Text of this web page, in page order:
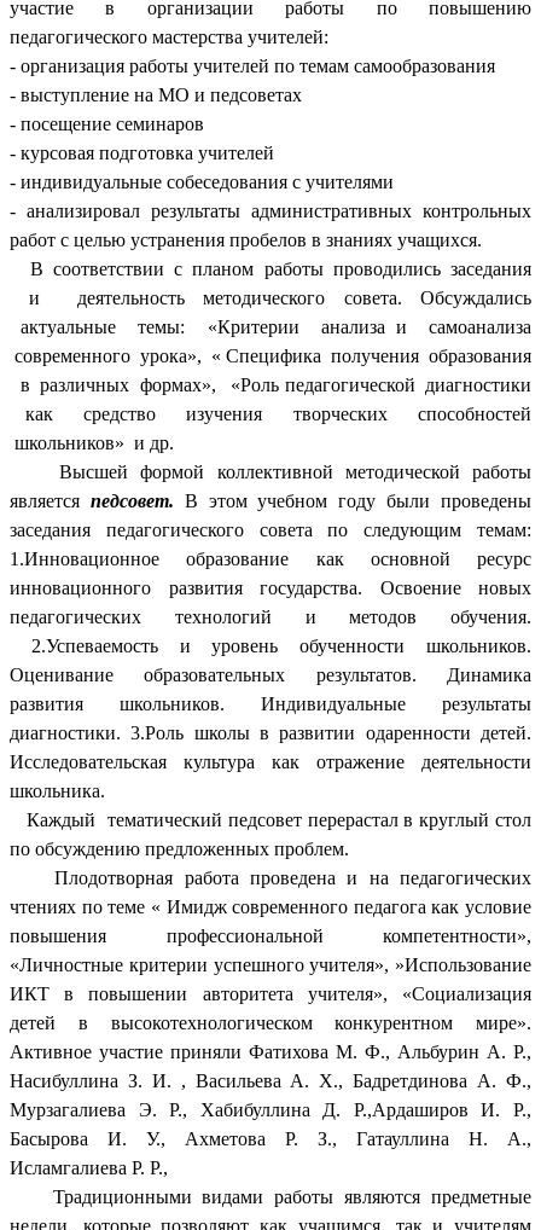
участие в организации работы по повышению
педагогического мастерства учителей:
- организация работы учителей по темам самообразования
- выступление на МО и педсоветах
- посещение семинаров
- курсовая подготовка учителей
- индивидуальные собеседования с учителями
- анализировал результаты административных контрольных
работ с целью устранения пробелов в знаниях учащихся.
В соответствии с планом работы проводились заседания
и деятельность методического совета. Обсуждались
актуальные темы: «Критерии анализа и самоанализа
современного урока», « Специфика получения образования
в различных формах», «Роль педагогической диагностики
как средство изучения творческих способностей
школьников» и др.
Высшей формой коллективной методической работы
является педсовет. В этом учебном году были проведены
заседания педагогического совета по следующим темам:
1.Инновационное образование как основной ресурс
инновационного развития государства. Освоение новых
педагогических технологий и методов обучения.
2.Успеваемость и уровень обученности школьников.
Оценивание образовательных результатов. Динамика
развития школьников. Индивидуальные результаты
диагностики. 3.Роль школы в развитии одаренности детей.
Исследовательская культура как отражение деятельности
школьника.
Каждый тематический педсовет перерастал в круглый стол
по обсуждению предложенных проблем.
Плодотворная работа проведена и на педагогических
чтениях по теме « Имидж современного педагога как условие
повышения профессиональной компетентности»,
«Личностные критерии успешного учителя», »Использование
ИКТ в повышении авторитета учителя», «Социализация
детей в высокотехнологическом конкурентном мире».
Активное участие приняли Фатихова М. Ф., Альбурин А. Р.,
Насибуллина З. И. , Васильева А. Х., Бадретдинова А. Ф.,
Мурзагалиева Э. Р., Хабибуллина Д. Р.,Ардаширов И. Р.,
Басырова И. У., Ахметова Р. З., Гатауллина Н. А.,
Исламгалиева Р. Р.,
Традиционными видами работы являются предметные